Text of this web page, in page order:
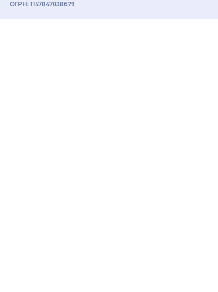
ОГРН: 1147847038679